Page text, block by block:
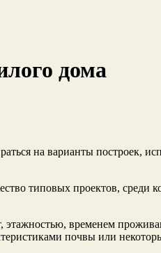
дома
на варианты построек,
типовых проектов, среди
этажностью, временем
почвы или